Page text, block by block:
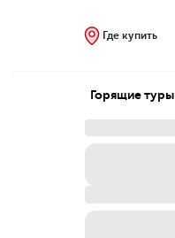
Где купить
Горящие туры